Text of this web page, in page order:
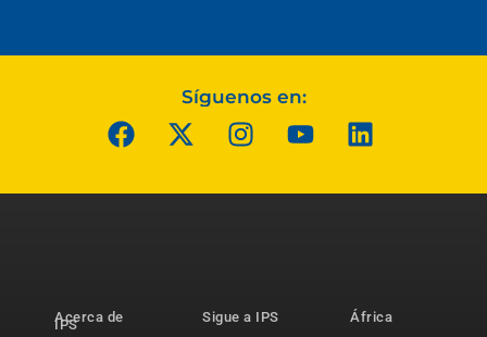
Síguenos en:
Acerca de
IPS
Sigue a IPS
África